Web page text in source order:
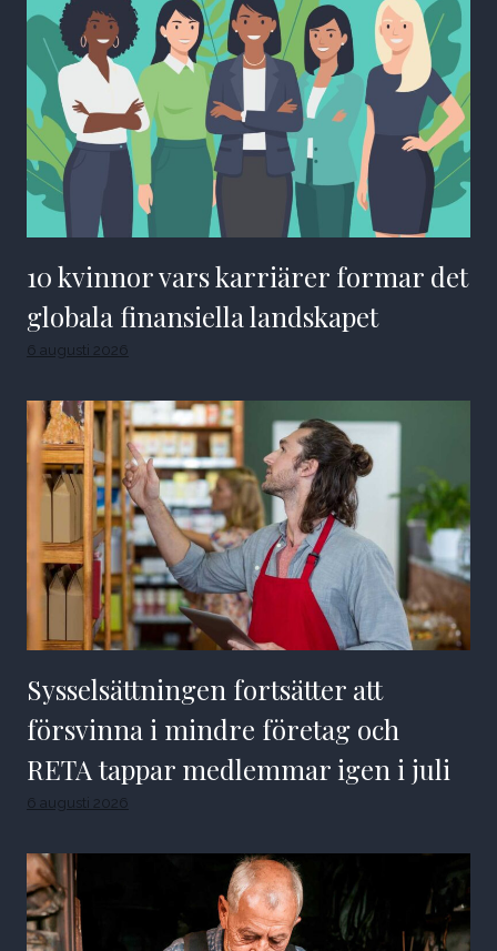
10 kvinnor vars karriärer formar det
globala finansiella landskapet
6 augusti 2026
Sysselsättningen fortsätter att
försvinna i mindre företag och
RETA tappar medlemmar igen i juli
6 augusti 2026